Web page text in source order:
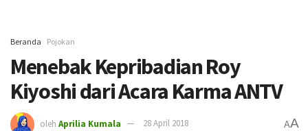
Beranda Pojokan
Menebak Kepribadian Roy
Kiyoshi dari Acara Karma ANTV
oleh Aprilia Kumala 28 April 2018 AA